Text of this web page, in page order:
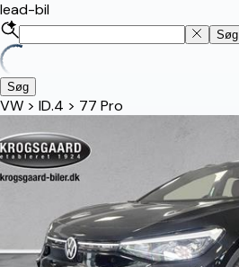
lead-bil
Søg
Søg
VW > ID.4 > 77 Pro